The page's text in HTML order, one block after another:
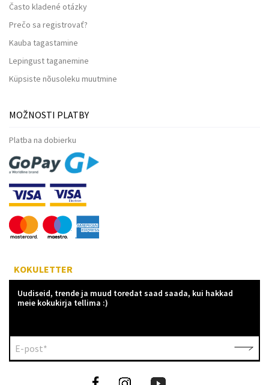
Často kladené otázky
Prečo sa registrovať?
Kauba tagastamine
Lepingust taganemine
Küpsiste nõusoleku muutmine
MOŽNOSTI PLATBY
Platba na dobierku
KOKULETTER
Uudiseid, trende ja muud toredat saad saada, kui hakkad
meie kokukirja tellima :)
E-post*